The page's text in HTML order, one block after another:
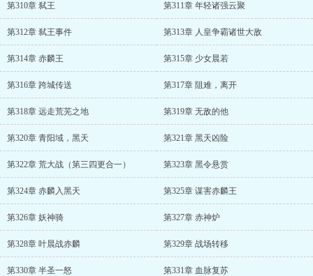
第310章 弑王 第311章 年轻诸强云聚
第312章 弑王事件 第313章 人皇争霸诸世大敌
第314章 赤麟王 第315章 少女晨若
第316章 跨城传送 第317章 阻难，离开
第318章 远走荒芜之地 第319章 无敌的他
第320章 青阳域，黑天 第321章 黑天凶险
第322章 荒大战（第三四更合一） 第323章 黑令悬赏
第324章 赤麟入黑天 第325章 谋害赤麟王
第326章 妖神骑 第327章 赤神炉
第328章 叶晨战赤麟 第329章 战场转移
第330章 半圣一怒 第331章 血脉复苏